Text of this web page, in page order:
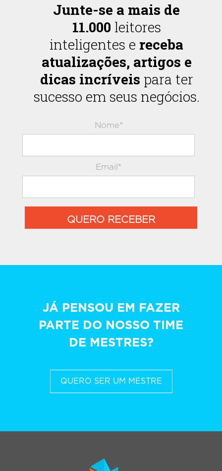
Junte-se a mais de
11.000 leitores
inteligentes e receba
atualizações, artigos e
dicas incríveis para ter
sucesso em seus negócios.
Nome*
Email*
QUERO RECEBER
JÁ PENSOU EM FAZER
PARTE DO NOSSO TIME
DE MESTRES?
QUERO SER UM MESTRE